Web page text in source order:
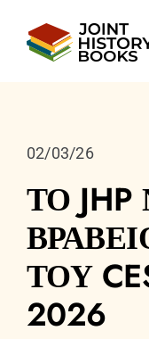
content
Νέα
ΤΑ ΒΙΒΛΙΑ
02/03/26
ΤΟ
ΤΟΥ
2026